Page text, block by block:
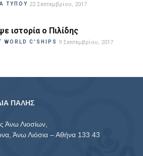
ΤΥΠΟΥ 22 Σεπτεμβρίου, 2017
ιστορία ο Πιλίδης
WORLD C'SHIPS 9 Σεπτεμβρίου, 2017
ΠΑΛΗΣ
Άνω Λιοσίων,
Άνω Λιόσια – Αθήνα 133 43